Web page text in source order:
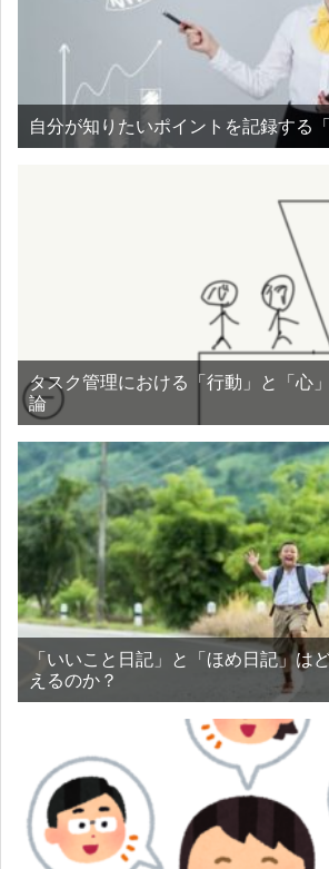
自分が知りたいポイントを記録する
タスク管理における「行動」と「心
論
「いいこと日記」と「ほめ日記」は
えるのか？